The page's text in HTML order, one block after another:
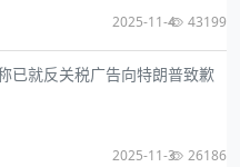
2025-11-4 43199
已就反关税广告向特朗普致歉
2025-11-3 26186